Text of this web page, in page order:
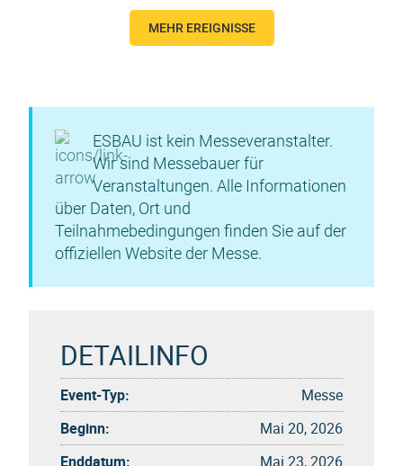
MEHR EREIGNISSE
ESBAU ist kein Messeveranstalter.
Wir sind Messebauer für
Veranstaltungen. Alle Informationen
über Daten, Ort und
Teilnahmebedingungen finden Sie auf der
offiziellen Website der Messe.
DETAILINFO
Event-Typ:
Messe
Beginn:
Mai 20, 2026
Enddatum:
Mai 23, 2026